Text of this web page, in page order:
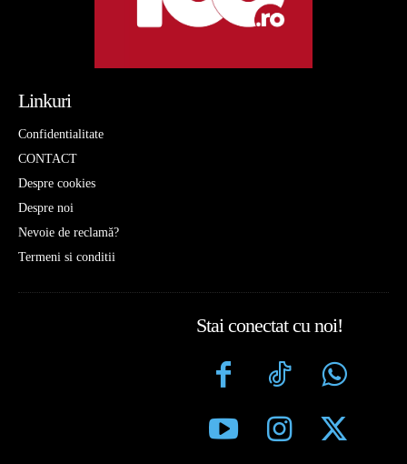
Linkuri
Confidentialitate
CONTACT
Despre cookies
Despre noi
Nevoie de reclamă?
Termeni si conditii
Stai conectat cu noi!